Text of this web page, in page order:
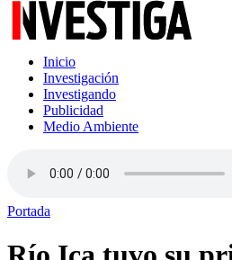
Inicio
Investigación
Investigando
Publicidad
Medio Ambiente
Portada